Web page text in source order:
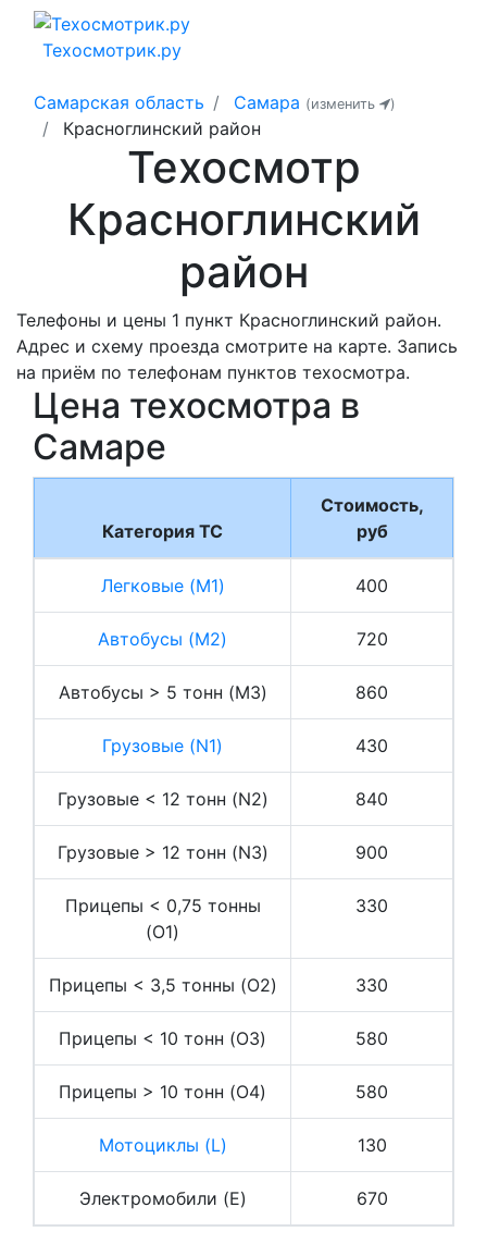
Техосмотрик.ру
Самарская область Самара (изменить )
Красноглинский район
Техосмотр
Красноглинский
район
Телефоны и цены 1 пункт Красноглинский район.
Адрес и схему проезда смотрите на карте. Запись
на приём по телефонам пунктов техосмотра.
Цена техосмотра в
Самаре
Категория ТС
Стоимость,
руб
Легковые (M1) 400
Автобусы (M2) 720
Автобусы > 5 тонн (M3) 860
Грузовые (N1) 430
Грузовые < 12 тонн (N2) 840
Грузовые > 12 тонн (N3) 900
Прицепы < 0,75 тонны
(O1)
330
Прицепы < 3,5 тонны (O2) 330
Прицепы < 10 тонн (O3) 580
Прицепы > 10 тонн (O4) 580
Мотоциклы (L) 130
Электромобили (E) 670